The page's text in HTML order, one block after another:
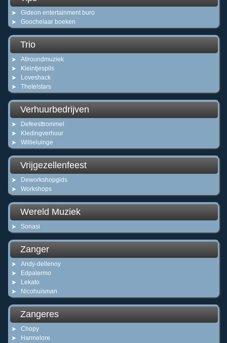
Gideon entertainment buro
Goochelaar boeken
Trio
Allroundmuziek
Kleintjespils
Loveshack
Thetelstars
Verhuurbedrijven
Defeesttrommel
Kledingverhuur
Willieluinge
Vrijgezellenfeest
Deworkshopgids
Workshops
Wereld Muziek
Sonasi
Zanger
Andy-dellenoy
Edpalermo
Lekato
Nicohuisman
Zangeres
Chopy
Hannelore